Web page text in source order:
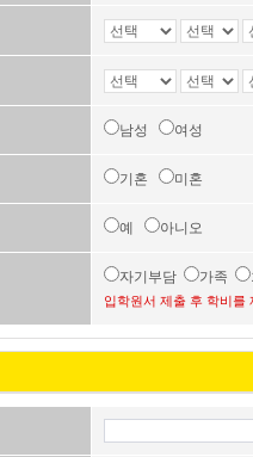
남성 여성
기혼 미혼
예 아니오
자기부담 가족
입학원서 제출 후 학비를